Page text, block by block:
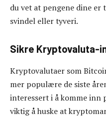
du vet at pengene dine
svindel eller tyveri.
Sikre Kryptovaluta-
Kryptovalutaer som
mer populære de siste
interessert i å komme inn
viktig å huske at